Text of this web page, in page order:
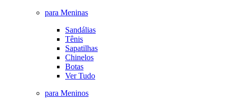
para Meninas
Sandálias
Tênis
Sapatilhas
Chinelos
Botas
Ver Tudo
para Meninos